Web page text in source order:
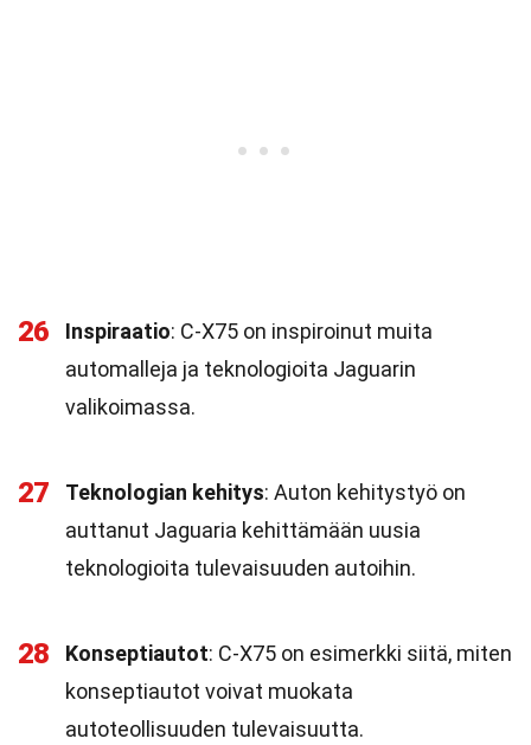
26 Inspiraatio: C-X75 on inspiroinut muita
automalleja ja teknologioita Jaguarin
valikoimassa.
27 Teknologian kehitys: Auton kehitystyö on
auttanut Jaguaria kehittämään uusia
teknologioita tulevaisuuden autoihin.
28 Konseptiautot: C-X75 on esimerkki siitä, miten
konseptiautot voivat muokata
autoteollisuuden tulevaisuutta.